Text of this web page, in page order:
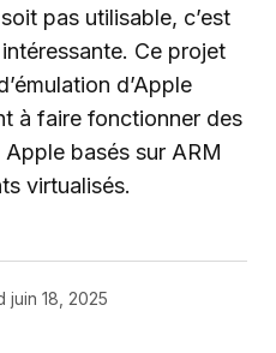
pas utilisable, c’est
Ce projet
d’Apple
à faire fonctionner des
basés sur ARM
virtualisés.
juin 18, 2025